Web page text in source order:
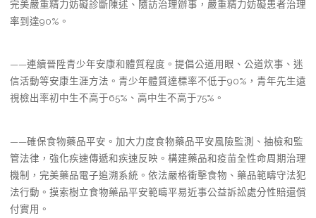
完美嚴重精力妨礙診斷陳述、隨訪治理辦事，嚴重精力妨礙患者治理
率到達90%。
——連續晉陞青少年安康和體質程度。提倡公道用眼、公道炊事、迷
信活動等安康生涯方法。青少年體質達標率不低于90%，青年先生遠
視檢出率初中生不高于65%、高中生不高于75%。
——確保食物藥品平安。加大力度食物藥品平安風險監測、抽檢和監
管法律，強化疾速傳遞和疾速反映。構建藥品和疫苗全性命周期治理
機制，完美藥品電子追溯系統。依法嚴格衝擊食物、藥品範疇守法犯
法行動。摸索樹立食物藥品平安範疇平易近事公益訴訟處分性賠還償
付實用。